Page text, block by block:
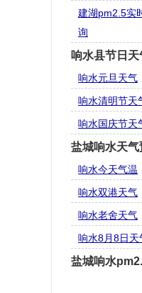
建湖pm2.5实
询
响水县节日
响水元旦天气
响水清明节天
响水国庆节天
盐城响水天
响水今天气温
响水双港天气
响水老舍天气
响水8月8日天
盐城响水